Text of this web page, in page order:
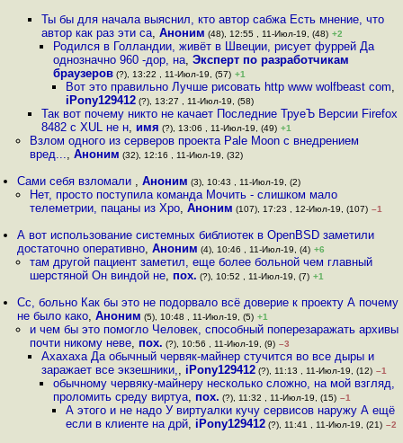
Ты бы для начала выяснил, кто автор сабжа Есть мнение, что
автор как раз эти са, Аноним (48), 12:55 , 11-Июл-19, (48) +2
Родился в Голландии, живёт в Швеции, рисует фуррей Да
однозначно 960 -дор, на,Эксперт по разработчикам
браузеров (?), 13:22 , 11-Июл-19, (57) +1
Вот это правильно Лучше рисовать http www wolfbeast com,
iPony129412(?), 13:27 , 11-Июл-19, (58)
Так вот почему никто не качает Последние ТруеЪ Версии Firefox
8482 с XUL не н, имя (?), 13:06 , 11-Июл-19, (49) +1
Взлом одного из серверов проекта Pale Moon с внедрением
вред..., Аноним (32), 12:16 , 11-Июл-19, (32)
Сами себя взломали ,Аноним (3), 10:43 , 11-Июл-19, (2)
Нет, просто поступила команда Мочить - слишком мало
телеметрии, пацаны из Хро, Аноним (107), 17:23 , 12-Июл-19, (107) –1
А вот использование системных библиотек в OpenBSD заметили
достаточно оперативно,Аноним (4), 10:46 , 11-Июл-19, (4) +6
там другой пациент заметил, еще более больной чем главный
шерстяной Он виндой не, пох. (?), 10:52 , 11-Июл-19, (7) +1
Сс, больно Как бы это не подорвало всё доверие к проекту А почему
не было како,Аноним (5), 10:48 , 11-Июл-19, (5) +1
и чем бы это помогло Человек, способный поперезаражать архивы
почти никому неве, пох. (?), 10:56 , 11-Июл-19, (9) –3
Ахахаха Да обычный червяк-майнер стучится во все дыры и
заражает все экзешники,, iPony129412(?), 11:13 , 11-Июл-19, (12) –1
обычному червяку-майнеру несколько сложно, на мой взгляд,
проломить среду виртуа, пох. (?), 11:32 , 11-Июл-19, (15) –1
А этого и не надо У виртуалки кучу сервисов наружу А ещё
если в клиенте на дрй, iPony129412(?), 11:41 , 11-Июл-19, (21) –2